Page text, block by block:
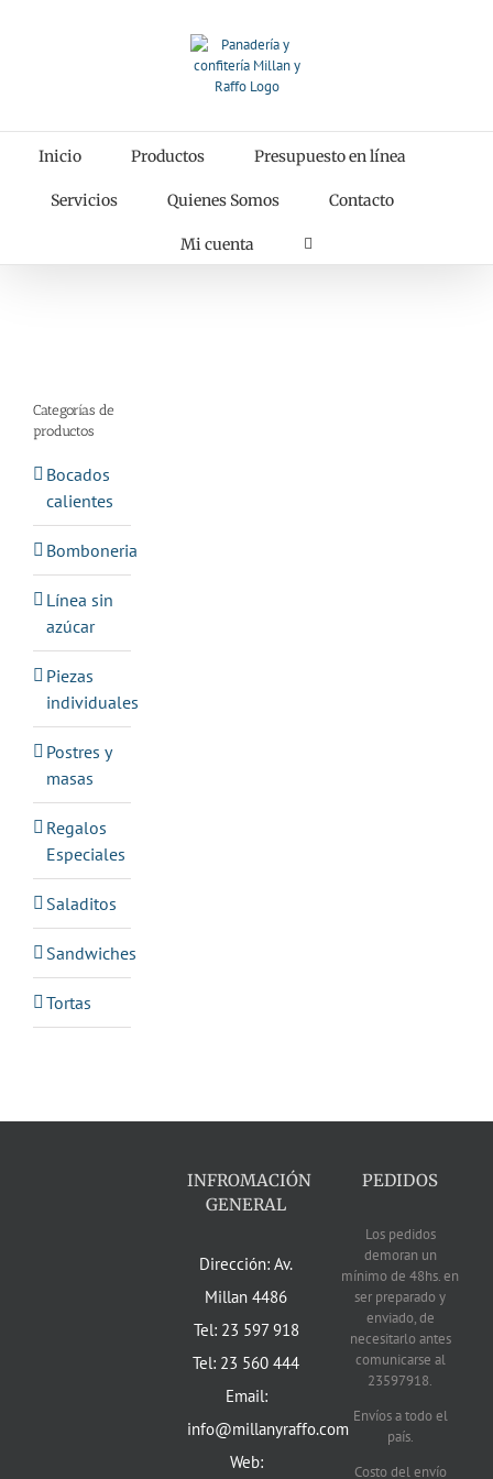
Inicio Productos Presupuesto en línea
Servicios Quienes Somos Contacto
Mi cuenta
Categorías de
productos
Bocados
calientes
Bomboneria
Línea sin
azúcar
Piezas
individuales
Postres y
masas
Regalos
Especiales
Saladitos
Sandwiches
Tortas
INFROMACIÓN
GENERAL
Dirección: Av.
Millan 4486
Tel: 23 597 918
Tel: 23 560 444
Email:
info@millanyraffo.com
Web:
PEDIDOS
Los pedidos
demoran un
mínimo de 48hs. en
ser preparado y
enviado, de
necesitarlo antes
comunicarse al
23597918.
Envíos a todo el
país.
Costo del envío